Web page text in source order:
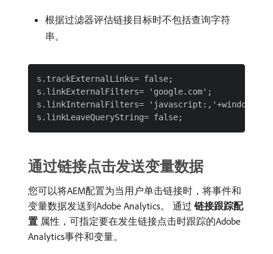
根据过滤器评估链接目标时不包括查询字符
串。
s.trackExternalLinks= false;
s.linkExternalFilters= 'google.com';
s.linkInternalFilters=
通过链接点击发送变量数据
您可以将AEM配置为当用户单击链接时，将事件和
变量数据发送到Adobe Analytics。 通过​ 链接跟踪配
置 ​属性，可指定要在发生链接点击时跟踪的Adobe
Analytics事件和变量。